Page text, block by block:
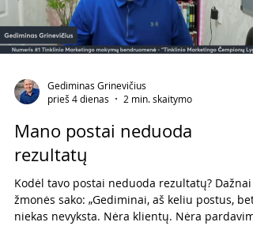
Gediminas Grinevičius
prieš 4 dienas
2 min. skaitymo
Mano postai neduoda
rezultatų
Kodėl tavo postai neduoda rezultatų? Dažnai
žmonės sako: „Gediminai, aš keliu postus, bet
niekas nevyksta. Nėra klientų. Nėra